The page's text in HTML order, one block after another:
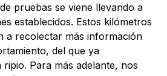
pruebas se viene llevando a
establecidos. Estos kilómetros
a recolectar más información
del que ya
Para más adelante, nos